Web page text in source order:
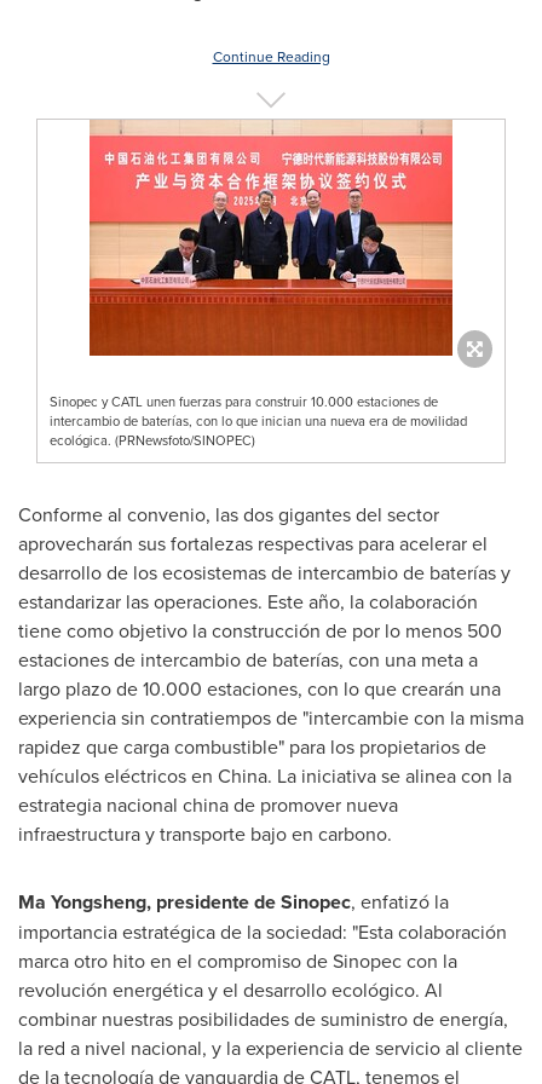
Continue Reading
Sinopec y CATL unen fuerzas para construir 10.000 estaciones de
intercambio de baterías, con lo que inician una nueva era de movilidad
ecológica. (PRNewsfoto/SINOPEC)
Conforme al convenio, las dos gigantes del sector
aprovecharán sus fortalezas respectivas para acelerar el
desarrollo de los ecosistemas de intercambio de baterías y
estandarizar las operaciones. Este año, la colaboración
tiene como objetivo la construcción de por lo menos 500
estaciones de intercambio de baterías, con una meta a
largo plazo de 10.000 estaciones, con lo que crearán una
experiencia sin contratiempos de "intercambie con la misma
rapidez que carga combustible" para los propietarios de
vehículos eléctricos en China. La iniciativa se alinea con la
estrategia nacional china de promover nueva
infraestructura y transporte bajo en carbono.
Ma Yongsheng, presidente de Sinopec, enfatizó la
importancia estratégica de la sociedad: "Esta colaboración
marca otro hito en el compromiso de Sinopec con la
revolución energética y el desarrollo ecológico. Al
combinar nuestras posibilidades de suministro de energía,
la red a nivel nacional, y la experiencia de servicio al cliente
de la tecnología de vanguardia de CATL, tenemos el